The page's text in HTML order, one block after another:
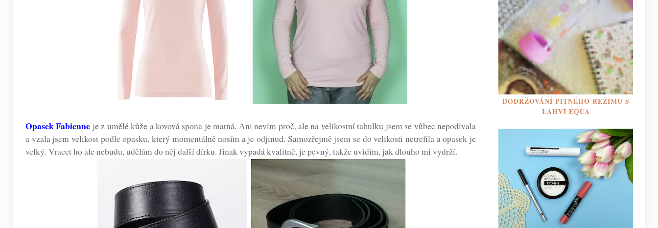
Opasek Fabienne je z umělé kůže a kovová spona je matná. Ani nevím proč, ale na velikostní tabulku jsem se vůbec nepodívala
a vzala jsem velikost podle opasku, který momentálně nosím a je odjinud. Samozřejmě jsem se do velikosti netrefila a opasek je
velký. Vracet ho ale nebudu, udělám do něj další dírku. Jinak vypadá kvalitně, je pevný, takže uvidím, jak dlouho mi vydrží.
DODRŽOVÁNÍ PITNÉHO REŽIMU S
LAHVÍ EQUA